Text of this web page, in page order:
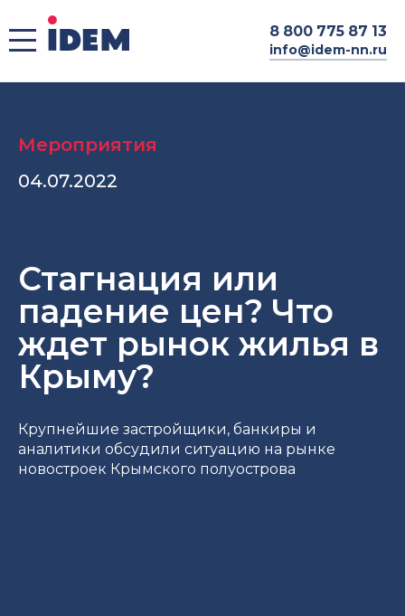
8 800 775 87 13
info@idem-nn.ru
Мероприятия
04.07.2022
Стагнация или
падение цен? Что
ждет рынок жилья в
Крыму?
Крупнейшие застройщики, банкиры и
аналитики обсудили ситуацию на рынке
новостроек Крымского полуострова